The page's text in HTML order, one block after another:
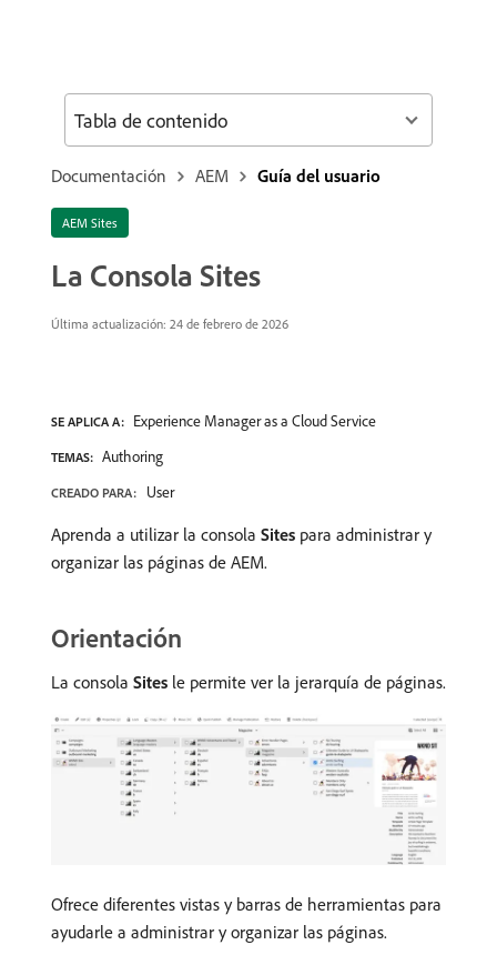
Documentación AEM Guía del usuario
AEM Sites
La Consola Sites
Última actualización: 24 de febrero de 2026
SE APLICA A: Experience Manager as a Cloud Service
TEMAS: Authoring
CREADO PARA: User
Aprenda a utilizar la consola Sites para administrar y
organizar las páginas de AEM.
Orientación
La consola Sites le permite ver la jerarquía de páginas.
Ofrece diferentes vistas y barras de herramientas para
ayudarle a administrar y organizar las páginas.
Tabla de contenido